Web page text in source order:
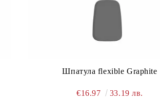
Шпатула flexible Graphite
€16.97 33.19 лв.